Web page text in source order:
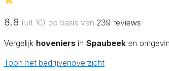
8.8 (uit 10) op basis van 239 reviews
Vergelijk hoveniers in Spaubeek en
Toon het bedrijvenoverzicht